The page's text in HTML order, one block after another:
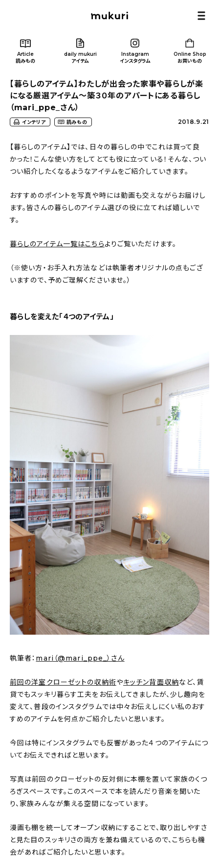
Article
読みもの
daily mukuri
アイテム
Instagram
インスタグラム
Online Shop
お買いもの
カテゴリー一覧
人気の記事
インテリア
/ アイテム
カテゴリー一覧
人気の記事
おすすめの記事
インテリア
日用品
キッチン
ギフト
キッズ
会社概要
プライバシーポリシー
お問い合わせ
【暮らしのアイテム】わたしが出会った家事や暮らしが楽
になる厳選アイテム〜築３０年のアパートにある暮らし
（mari_ppe_さん）
インテリア 読みもの 2018.9.21
【暮らしのアイテム】では、日々の暮らしの中でこれは買って良
かった！こんな使い方をしてとても役に立っている！そんな、つい
つい紹介したくなるようなアイテムをご紹介していきます。
おすすめのポイントを写真や時には動画も交えながらお届けし
ます。皆さんの暮らしのアイテム選びの役に立てれば嬉しいで
す。
暮らしのアイテム一覧はこちらよりご覧いただけます。
（※使い方・お手入れ方法などは執筆者オリジナルの点もござ
いますので、予めご理解くださいませ。）
暮らしを変えた「４つのアイテム」
執筆者： mari（@mari_ppe_）さん
前回の洋室クローゼットの収納術やキッチン背面収納など、賃
貸でもスッキリ暮らす工夫をお伝えしてきましたが、少し趣向を
変えて、普段のインスタグラムでは中々お伝えしにくい私のおす
すめのアイテムを何点かご紹介したいと思います。
今回は特にインスタグラムでも反響があった４つのアイテムにつ
いてお伝えできればと思います。
写真は前回のクローゼットの反対側に本棚を置いて家族のくつ
ろぎスペースです。このスペースで本を読んだり音楽を聞いた
り、家族みんなが集える空間になっています。
漫画も棚を統一してオープン収納にすることで、取り出しやすさ
と見た目のスッキリさの両方を兼ね備えているので、こちらも機
会があればご紹介したいと思います。